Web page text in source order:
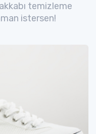
temizleme
istersen!